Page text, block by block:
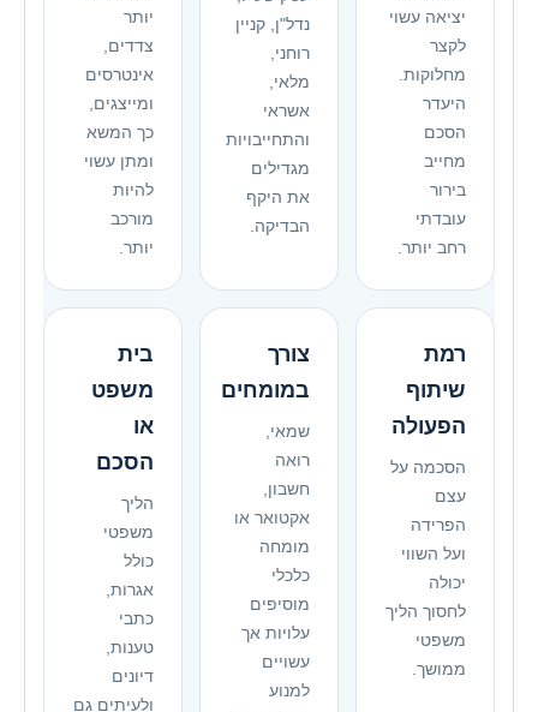
יציאה עשוי
לקצר
מחלוקות.
היעדר
הסכם
מחייב
בירור
עובדתי
רחב יותר.
נדל"ן, קניין
רוחני,
מלאי,
אשראי
והתחייבויות
מגדילים
את היקף
הבדיקה.
יותר
צדדים,
אינטרסים
ומייצגים,
כך המשא
ומתן עשוי
להיות
מורכב
יותר.
רמת
שיתוף
הפעולה
הסכמה על
עצם
הפרידה
ועל השווי
יכולה
לחסוך הליך
משפטי
ממושך.
צורך
במומחים
שמאי,
רואה
חשבון,
אקטואר או
מומחה
כלכלי
מוסיפים
עלויות אך
עשויים
למנוע
בית
משפט
או
הסכם
הליך
משפטי
כולל
אגרות,
כתבי
טענות,
דיונים
ולעיתים גם